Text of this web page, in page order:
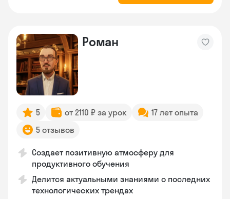
Роман
5 от 2110 ₽ за урок
17 лет опыта
5 отзывов
Создает позитивную атмосферу для
продуктивного обучения
Делится актуальными знаниями о последних
технологических трендах